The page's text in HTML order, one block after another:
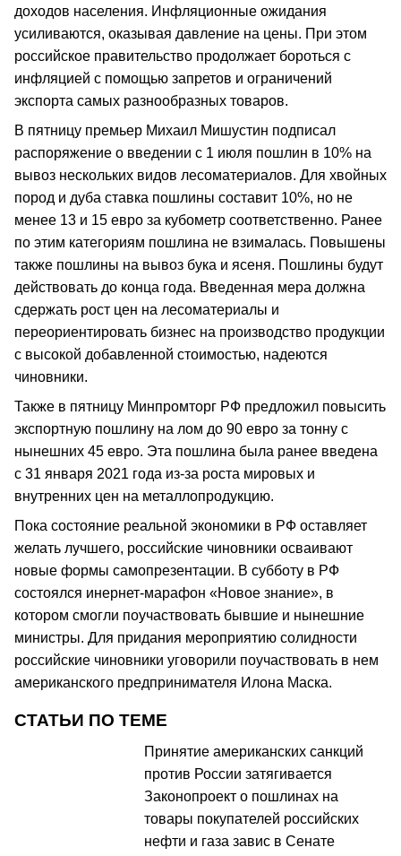
доходов населения. Инфляционные ожидания
усиливаются, оказывая давление на цены. При этом
российское правительство продолжает бороться с
инфляцией с помощью запретов и ограничений
экспорта самых разнообразных товаров.
В пятницу премьер Михаил Мишустин подписал
распоряжение о введении с 1 июля пошлин в 10% на
вывоз нескольких видов лесоматериалов. Для хвойных
пород и дуба ставка пошлины составит 10%, но не
менее 13 и 15 евро за кубометр соответственно. Ранее
по этим категориям пошлина не взималась. Повышены
также пошлины на вывоз бука и ясеня. Пошлины будут
действовать до конца года. Введенная мера должна
сдержать рост цен на лесоматериалы и
переориентировать бизнес на производство продукции
с высокой добавленной стоимостью, надеются
чиновники.
Также в пятницу Минпромторг РФ предложил повысить
экспортную пошлину на лом до 90 евро за тонну с
нынешних 45 евро. Эта пошлина была ранее введена
с 31 января 2021 года из-за роста мировых и
внутренних цен на металлопродукцию.
Пока состояние реальной экономики в РФ оставляет
желать лучшего, российские чиновники осваивают
новые формы самопрезентации. В субботу в РФ
состоялся инернет-марафон «Новое знание», в
котором смогли поучаствовать бывшие и нынешние
министры. Для придания мероприятию солидности
российские чиновники уговорили поучаствовать в нем
американского предпринимателя Илона Маска.
СТАТЬИ ПО ТЕМЕ
Принятие американских санкций
против России затягивается
Законопроект о пошлинах на
товары покупателей российских
нефти и газа завис в Сенате